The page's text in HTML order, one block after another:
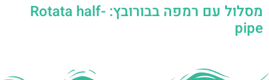
מסלול עם רמפה בבורובץ: Rotata half-
pipe